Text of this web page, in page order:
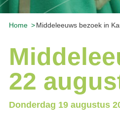
Home Middeleeuws bezoek in
22
Donderdag 19 augustus